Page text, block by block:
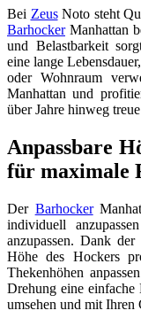
Bei ZeusNoto steht
BarhockerManhattan
und Belastbarkeit
eine lange
oder Wohnraum
Manhattan und
über Jahre hinweg
Anpassbare
für maximale
Der Barhocker
individuell
anzupassen. Dank
Höhe des Hockers
Thekenhöhen
Drehung eine einfache
umsehen und mit Ihren